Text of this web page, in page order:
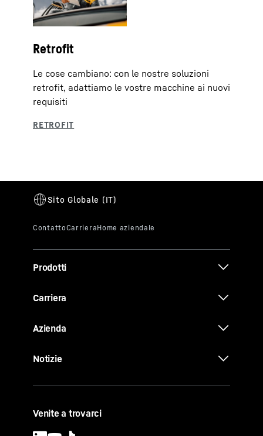
Retrofit
Le cose cambiano: con le nostre soluzioni
retrofit, adattiamo le vostre macchine ai nuovi
requisiti
Prodotti
Carriera
Azienda
Notizie
Venite a trovarci